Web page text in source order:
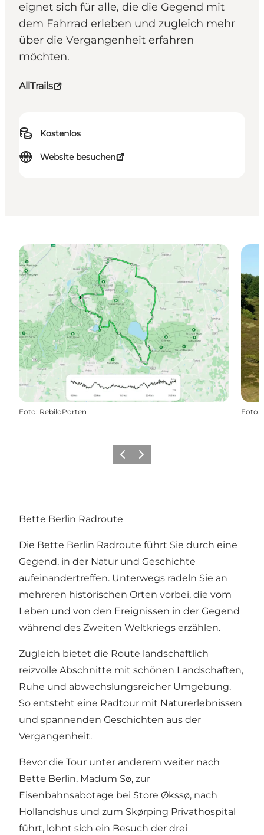
eignet sich für alle, die die Gegend mit
dem Fahrrad erleben und zugleich mehr
über die Vergangenheit erfahren
möchten.
AllTrails
Kostenlos
Website besuchen
Foto: RebildPorten Foto:
Vorherige Folie
Nächste Folie
Bette Berlin Radroute
Die Bette Berlin Radroute führt Sie durch eine
Gegend, in der Natur und Geschichte
aufeinandertreffen. Unterwegs radeln Sie an
mehreren historischen Orten vorbei, die vom
Leben und von den Ereignissen in der Gegend
während des Zweiten Weltkriegs erzählen.
Zugleich bietet die Route landschaftlich
reizvolle Abschnitte mit schönen Landschaften,
Ruhe und abwechslungsreicher Umgebung.
So entsteht eine Radtour mit Naturerlebnissen
und spannenden Geschichten aus der
Vergangenheit.
Bevor die Tour unter anderem weiter nach
Bette Berlin, Madum Sø, zur
Eisenbahnsabotage bei Store Økssø, nach
Hollandshus und zum Skørping Privathospital
führt, lohnt sich ein Besuch der drei